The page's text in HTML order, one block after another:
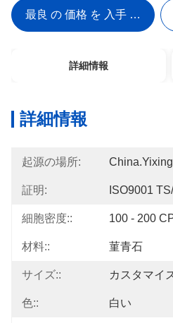
最良 の 価格 を 入手 する
詳細情報
詳細情報
起源の場所: China.Yixing
証明: ISO9001
細胞密度:: 100 - 200
材料:: 菫青石
サイズ:: カスタマイ
色:: 白い